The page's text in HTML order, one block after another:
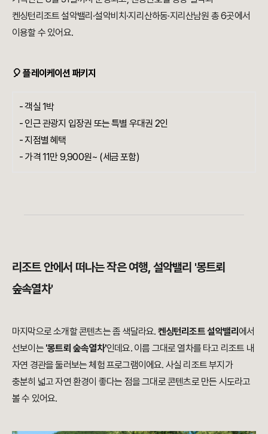
켄싱턴리조트 설악밸리·설악비치·지리산하동·지리산남원 총 6곳에서
이용할 수 있어요.
🎈 플레이케이션 패키지
- 객실 1박
- 인근 관광지 입장권 또는 특별 우대권 2인
- 지점별 혜택
- 가격 11만 9,900원~ (세금 포함)
리조트 안에서 떠나는 작은 여행, 설악밸리 '몽트뢰
숲속열차'
마지막으로 소개할 콘텐츠는 좀 색달라요. 켄싱턴리조트 설악밸리에서
선보이는 '몽트뢰 숲속열차'인데요. 이름 그대로 열차를 타고 리조트 내
자연 경관을 둘러보는 체험 프로그램이에요. 사실 리조트 부지가
충분히 넓고 자연 환경이 좋다는 점을 그대로 콘텐츠로 만든 시도라고
볼 수 있어요.